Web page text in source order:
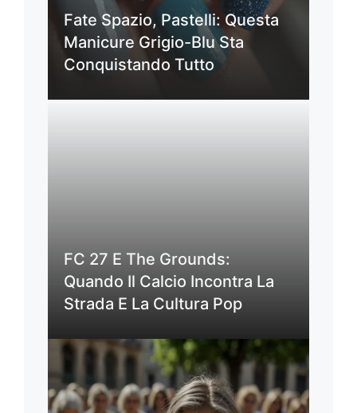
Fate Spazio, Pastelli: Questa
Manicure Grigio-Blu Sta
Conquistando Tutto
FC 27 E The Grounds:
Quando Il Calcio Incontra La
Strada E La Cultura Pop